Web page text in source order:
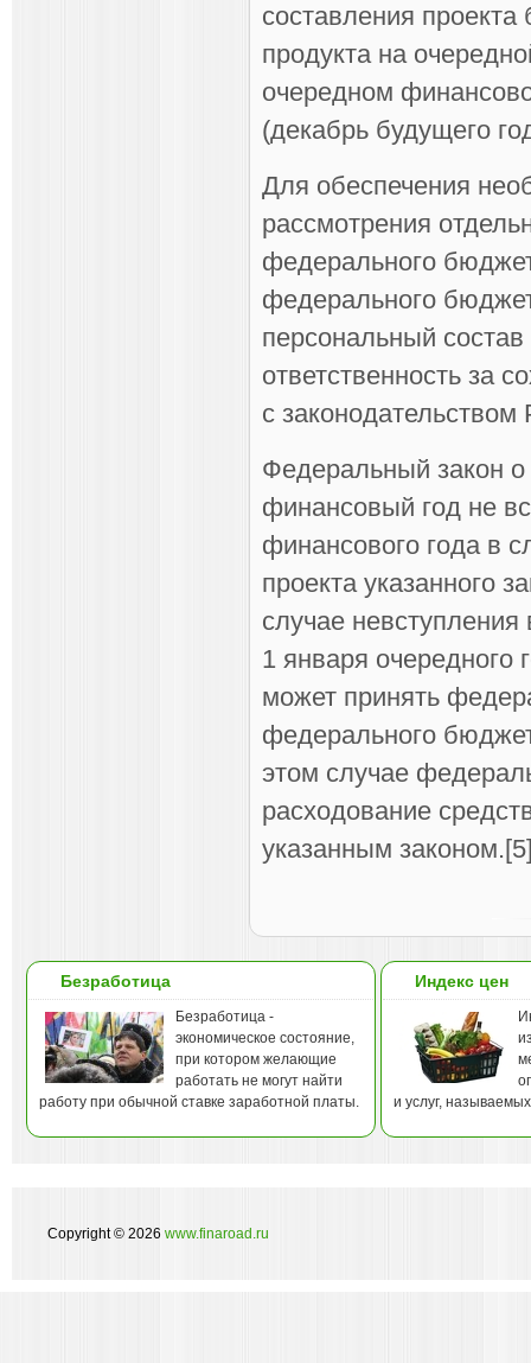
составления
продукта на
очередном
(декабрь будущего
Для обеспечения
рассмотрения
федерального
федерального
персональный
ответственность за
с
Федеральный закон
финансовый год не
финансового года в
проекта указанного
случае
1 января очередного
может принять
федерального
этом случае
расходование
указанным
Безработица
Безработица -
экономическое состояние,
при котором желающие
работать не могут найти
работу при обычной ставке заработной платы.
Индекс цен
и услуг,
Copyright © 2026 www.finaroad.ru